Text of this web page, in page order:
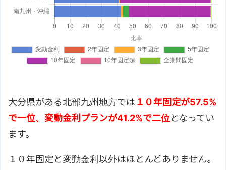
大分県がある北部九州地方では １０年固定が57.5%
で一位、変動金利プランが41.2%で二位となってい
ます。
１０年固定と変動金利以外はほとんどありません。